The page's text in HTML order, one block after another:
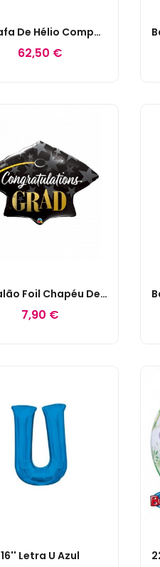
Garrafa De Hélio Compacta
62,50 €
41" Balão Foil Chapéu De Graduação...
7,90 €
16'' Letra U Azul